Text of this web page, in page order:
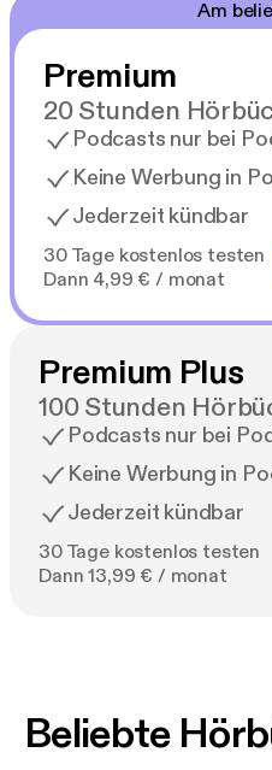
Am
Premium
20 Stunden
Podcasts nur bei
Keine Werbung in
Jederzeit kündbar
30 Tage kostenlos testen
Dann 4,99 € / monat
Premium Plus
100 Stunden
Podcasts nur bei
Keine Werbung in
Jederzeit kündbar
30 Tage kostenlos testen
Dann 13,99 € / monat
Beliebte